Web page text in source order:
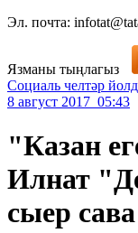
Эл. почта:
Язманы тыңлагыз
Социаль челтәр
8 август 2017 05:43
"Казан
Илнат
сыер